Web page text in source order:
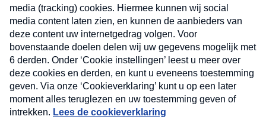
Nieuwsbrief
Neem hier een gratis abonnement op onze
nieuwsbrief. Elke vrijdag- en dinsdagochtend in uw